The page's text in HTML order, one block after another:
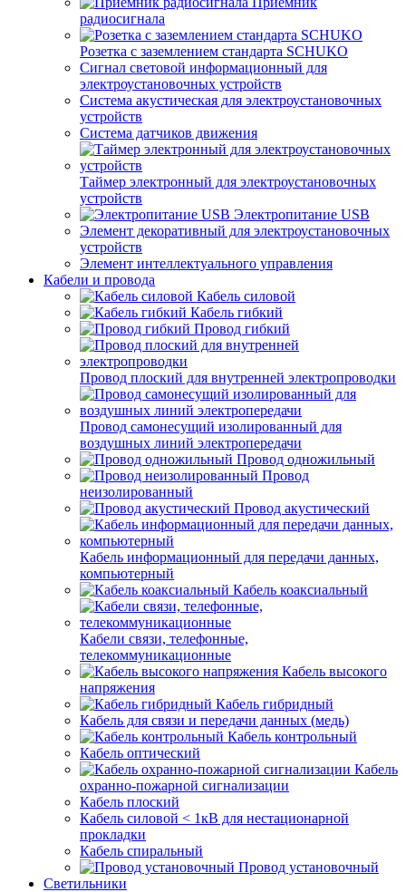
радиосигнала
Розетка с заземлением стандарта SCHUKO
Сигнал световой информационный для
электроустановочных устройств
Система акустическая для электроустановочных
устройств
Система датчиков движения
Таймер электронный для электроустановочных
устройств
Электропитание USB
Элемент декоративный для электроустановочных
устройств
Элемент интеллектуального управления
Кабели и провода
Кабель силовой
Кабель гибкий
Провод гибкий
Провод плоский для внутренней электропроводки
Провод самонесущий изолированный для
воздушных линий электропередачи
Провод одножильный
Провод
неизолированный
Провод акустический
Кабель информационный для передачи данных,
компьютерный
Кабель коаксиальный
Кабели связи, телефонные,
телекоммуникационные
Кабель высокого
напряжения
Кабель гибридный
Кабель для связи и передачи данных (медь)
Кабель контрольный
Кабель оптический
Кабель
охранно-пожарной сигнализации
Кабель плоский
Кабель силовой < 1кВ для нестационарной
прокладки
Кабель спиральный
Провод установочный
Светильники